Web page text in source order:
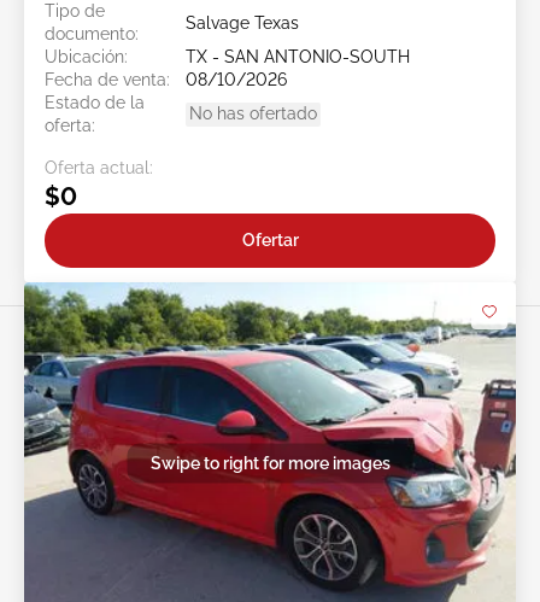
Tipo de
documento:
Salvage Texas
Ubicación:
TX - SAN ANTONIO-SOUTH
Fecha de venta:
08/10/2026
Estado de la
oferta:
No has ofertado
Oferta actual:
$0
Ofertar
Swipe to right for more images